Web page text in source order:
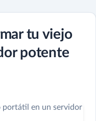
tu viejo
potente